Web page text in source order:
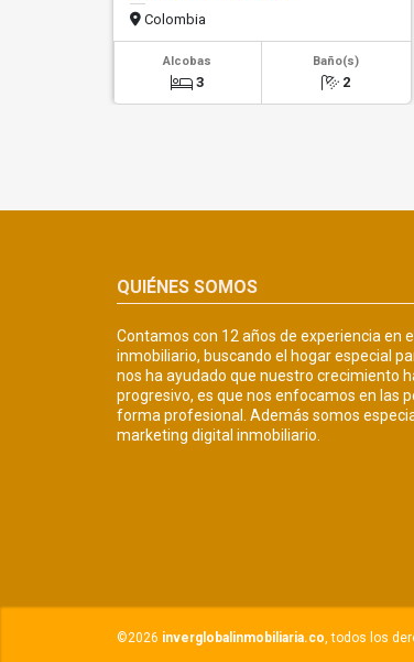
Colombia
Alcobas
3
Baño(s)
2
QUIÉNES SOMOS
Contamos con 12 años de experiencia en
inmobiliario, buscando el hogar especial
nos ha ayudado que nuestro crecimiento
progresivo, es que nos enfocamos en las
forma profesional. Además somos
marketing digital inmobiliario.
©2026 inverglobalinmobiliaria.co, todos los